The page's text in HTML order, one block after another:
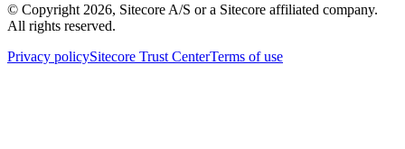
© Copyright 2026, Sitecore A/S or a Sitecore affiliated company.
All rights reserved.
Privacy policySitecore Trust CenterTerms of use